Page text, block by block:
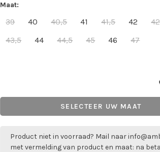
Maat:
39 40 40,5 41 41,5 42
43,5
44 44,5 45 46 47
SELECTEER UW MAAT
Product niet in voorraad? Mail naar
met vermelding van product en maat: na